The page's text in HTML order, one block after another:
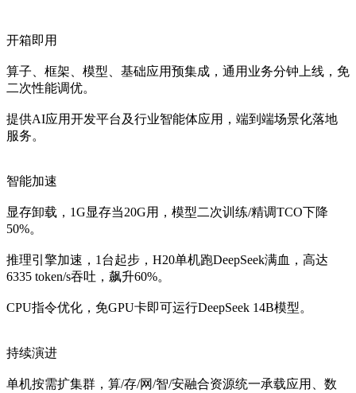
开箱即用
算子、框架、模型、基础应用预集成，通用业务分钟上线，免
二次性能调优。
提供AI应用开发平台及行业智能体应用，端到端场景化落地
服务。
智能加速
显存卸载，1G显存当20G用，模型二次训练/精调TCO下降
50%。
推理引擎加速，1台起步，H20单机跑DeepSeek满血，高达
6335 token/s吞吐，飙升60%。
CPU指令优化，免GPU卡即可运行DeepSeek 14B模型。
持续演进
单机按需扩集群，算/存/网/智/安融合资源统一承载应用、数